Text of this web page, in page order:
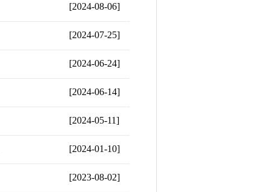
[2024-08-06]
[2024-07-25]
[2024-06-24]
[2024-06-14]
[2024-05-11]
[2024-01-10]
[2023-08-02]